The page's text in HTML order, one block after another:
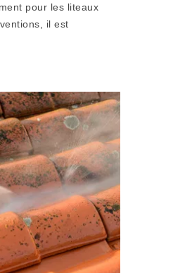
pour les liteaux
il est